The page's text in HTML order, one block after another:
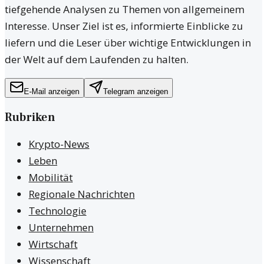
tiefgehende Analysen zu Themen von allgemeinem
Interesse. Unser Ziel ist es, informierte Einblicke zu
liefern und die Leser über wichtige Entwicklungen in
der Welt auf dem Laufenden zu halten.
E-Mail anzeigen Telegram anzeigen
Rubriken
Krypto-News
Leben
Mobilität
Regionale Nachrichten
Technologie
Unternehmen
Wirtschaft
Wissenschaft